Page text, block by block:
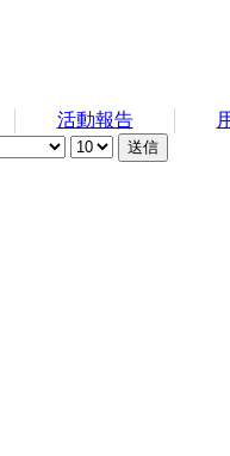
活動報告